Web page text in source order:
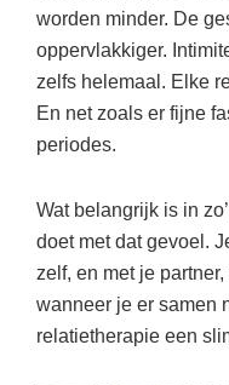
worden minder. De
oppervlakkiger.
zelfs helemaal. Elke
En net zoals er fijne
periodes.
Wat belangrijk is in
doet met dat gevoel.
zelf, en met je
wanneer je er samen
relatietherapie een